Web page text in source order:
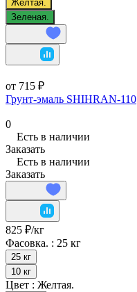
Желтая.
Зеленая.
от 715 ₽
Грунт-эмаль SHIHRAN-110
0
Есть в наличии
Заказать
Есть в наличии
Заказать
825 ₽/кг
Фасовка. : 25 кг
25 кг
10 кг
Цвет : Желтая.